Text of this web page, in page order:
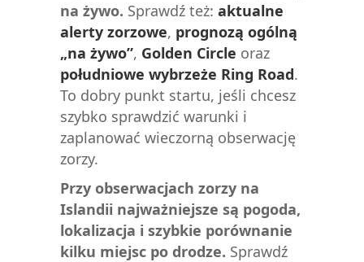
na żywo. Sprawdź też: aktualne
alerty zorzowe, prognozą ogólną
„na żywo”, Golden Circle oraz
południowe wybrzeże Ring Road.
To dobry punkt startu, jeśli chcesz
szybko sprawdzić warunki i
zaplanować wieczorną obserwację
zorzy.
Przy obserwacjach zorzy na
Islandii najważniejsze są pogoda,
lokalizacja i szybkie porównanie
kilku miejsc po drodze. Sprawdź